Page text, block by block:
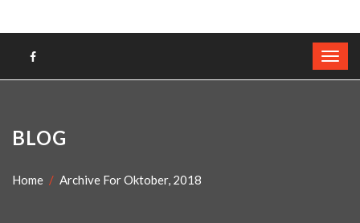
BLOG
Home Archive For Oktober, 2018